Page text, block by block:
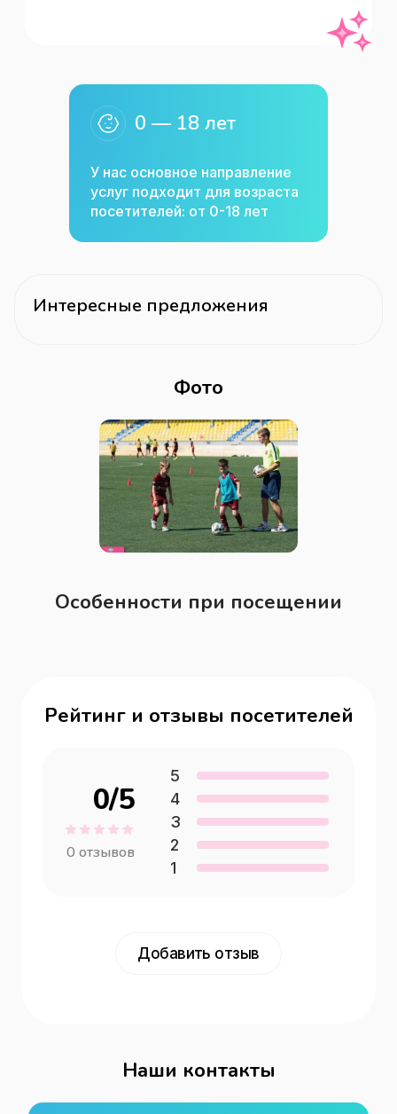
0 — 18 лет
У нас основное направление
услуг подходит для возраста
посетителей: от 0-18 лет
Интересные предложения
Фото
Особенности при посещении
Рейтинг и отзывы посетителей
0/5
0 отзывов
5
4
3
2
1
Добавить отзыв
Наши контакты